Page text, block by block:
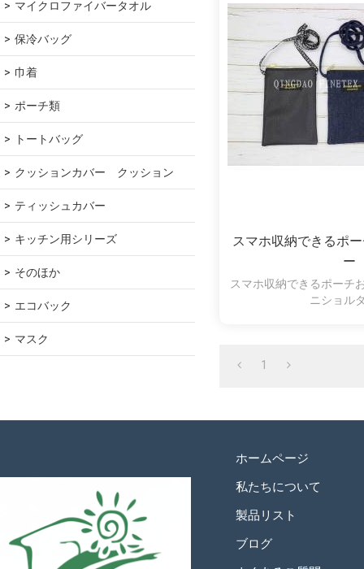
マイクロファイバータオル
保冷バッグ
巾着
ポーチ類
トートバッグ
クッションカバー　クッション
ティッシュカバー
キッチン用シリーズ
そのほか
エコバック
マスク
スマホ収納できるポ
ー
スマホ収納できるポーチ
ニショル
1
ホームページ
私たちについて
製品リスト
ブログ